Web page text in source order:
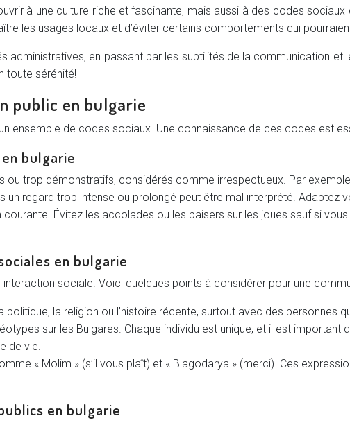
à une culture riche et fascinante, mais aussi à des codes
les usages locaux et d’éviter certains comportements qui
administratives, en passant par les subtilités de la communication
toute sérénité!
public en bulgarie
ensemble de codes sociaux. Une connaissance de ces codes est
bulgarie
ou trop démonstratifs, considérés comme irrespectueux. Par
un regard trop intense ou prolongé peut être mal interprété. Adaptez
Évitez les accolades ou les baisers sur les joues sauf si
en bulgarie
sociale. Voici quelques points à considérer pour une
la religion ou l’histoire récente, surtout avec des
sur les Bulgares. Chaque individu est unique, et il est
de vie.
« Molim » (s’il vous plaît) et « Blagodarya » (merci). Ces
en bulgarie